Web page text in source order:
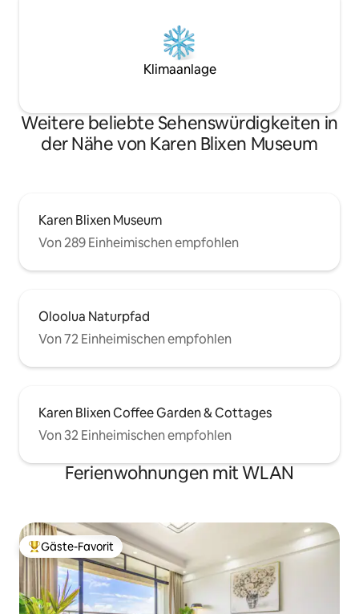
Klimaanlage
Weitere beliebte Sehenswürdigkeiten in
der Nähe von Karen Blixen Museum
Karen Blixen Museum
Von 289 Einheimischen empfohlen
Oloolua Naturpfad
Von 72 Einheimischen empfohlen
Karen Blixen Coffee Garden & Cottages
Von 32 Einheimischen empfohlen
Ferienwohnungen mit WLAN
Beliebter Gäste-Favorit.
Gäste-Favorit